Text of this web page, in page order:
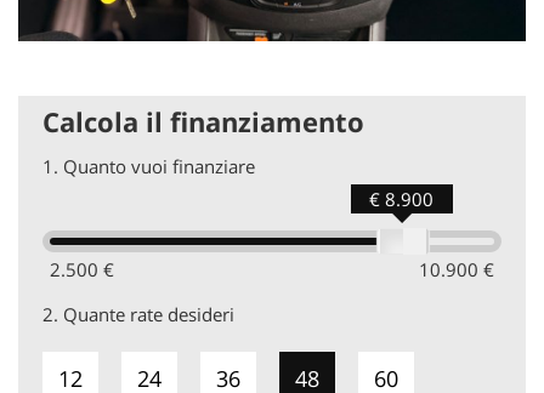
Calcola il finanziamento
1. Quanto vuoi finanziare
2.500 € 10.900 €
€ 8.900
2. Quante rate desideri
12 24 36 48 60